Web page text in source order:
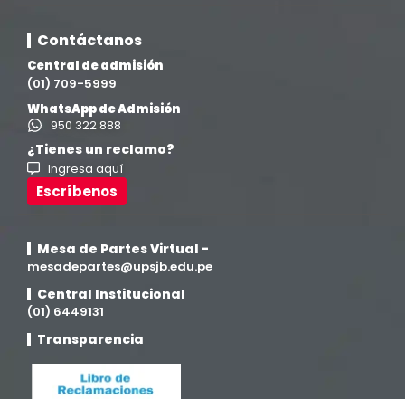
Ingeniería de Sistemas
Ingeniería en Enología y Viticultura
Investigación y Responsabilidad Social
Medicina Veterinaria y Zootecnia
Movilidad Académica
Noticias
Contáctanos
Central de admisión
(01) 709-5999
WhatsApp de Admisión
950 322 888
¿Tienes un reclamo?
Ingresa aquí
Escríbenos
Mesa de Partes Virtual -
mesadepartes@upsjb.edu.pe
Central Institucional
(01) 6449131
Transparencia